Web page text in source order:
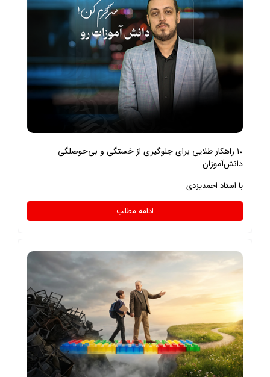
۱۰ راهکار طلایی برای جلوگیری از خستگی و بی‌حوصلگی
دانش‌آموزان
با استاد احمدیزدی
ادامه مطلب